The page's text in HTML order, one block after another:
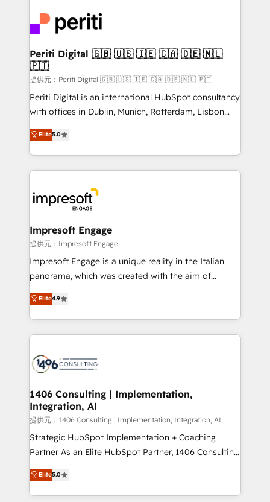
business with HubSpot? Let Cebra’s experts help
you grow faster, smarter, and with impact.
and—most importantly—simple. That’s why we lean
into bold ideas and shape them into thoughtful
products and strategies that actually make a
difference.
Periti Digital 🇬🇧 🇺🇸 🇮🇪 🇨🇦 🇩🇪 🇳🇱
🇵🇹
提供元：Periti Digital 🇬🇧 🇺🇸 🇮🇪 🇨🇦 🇩🇪 🇳🇱 🇵🇹
Periti Digital is an international HubSpot consultancy
with offices in Dublin, Munich, Rotterdam, Lisbon
and New York. 🔎 We are focused on enhancing
revenue-generation strategies for clients through
complete integration of core business processes
and systems (such as ERP and e-commerce
results. 🎯 We present a solution-centric approach
and we're focused on HubSpot. We work with some
of HubSpot's most important customers to generate
value from the platform in the long term. 🤖 We have
worked 400+ HubSpot customers across industries
but specialise in the more complex projects where
represent key aspects of the project's success.
Elite5.0
Impresoft Engage
提供元：Impresoft Engage
Impresoft Engage is a unique reality in the Italian
panorama, which was created with the aim of
putting Customer Experience at the center by
creating digital environments capable of integrating
people, processes and data. We offer the best
digital solutions on the market, ranging from CRM
marketing automation to online and offline sales
allowing companies to optimize processes and meet
the needs of the customer. We are part of Impresoft
Group, a group of specialized and complementary
companies that divide their offer into 4
Competence Centers: Smart Manufacturing,
The synergies generated by these integrations,
together with the combination of talents, skills,
Elite4.9
1406 Consulting | Implementation,
Integration, AI
提供元：1406 Consulting | Implementation, Integration, AI
Strategic HubSpot Implementation + Coaching
Partner As an Elite HubSpot Partner, 1406 Consulting
helps mid-market revenue teams transform how
they sell, market, and serve. We don't just build your
HubSpot—we teach your team to own it, then stay
Elite5.0